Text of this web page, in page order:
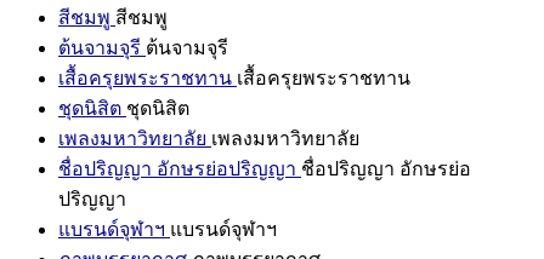
สีชมพู สีชมพู
ต้นจามจุรี ต้นจามจุรี
เสื้อครุยพระราชทาน เสื้อครุยพระราชทาน
ชุดนิสิต ชุดนิสิต
เพลงมหาวิทยาลัย เพลงมหาวิทยาลัย
ชื่อปริญญา อักษรย่อปริญญา ชื่อปริญญา อักษรย่อ
ปริญญา
แบรนด์จุฬาฯ แบรนด์จุฬาฯ